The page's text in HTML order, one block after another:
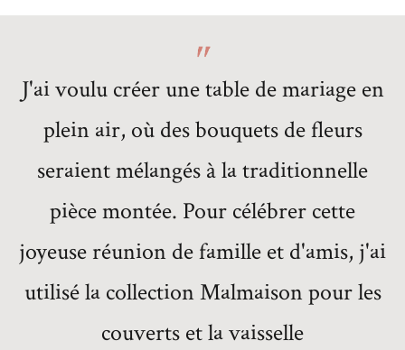
J'ai voulu créer une table de mariage en
plein air, où des bouquets de fleurs
seraient mélangés à la traditionnelle
pièce montée. Pour célébrer cette
joyeuse réunion de famille et d'amis, j'ai
utilisé la collection Malmaison pour les
couverts et la vaisselle